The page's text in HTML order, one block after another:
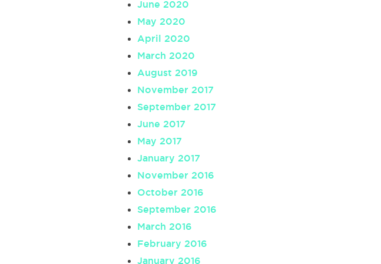
June 2020
May 2020
April 2020
March 2020
August 2019
November 2017
September 2017
June 2017
May 2017
January 2017
November 2016
October 2016
September 2016
March 2016
February 2016
January 2016